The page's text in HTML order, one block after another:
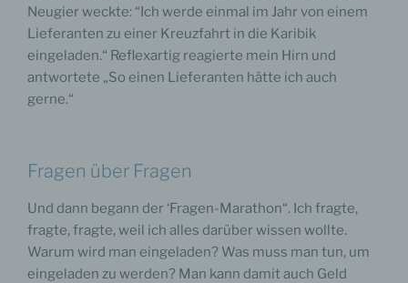
Neugier weckte: “Ich werde einmal im Jahr von einem
Lieferanten zu einer Kreuzfahrt in die Karibik
eingeladen.“ Reflexartig reagierte mein Hirn und
antwortete „So einen Lieferanten hätte ich auch
gerne.“
Fragen über Fragen
Und dann begann der ‘Fragen-Marathon“. Ich fragte,
fragte, fragte, weil ich alles darüber wissen wollte.
Warum wird man eingeladen? Was muss man tun, um
eingeladen zu werden? Man kann damit auch Geld